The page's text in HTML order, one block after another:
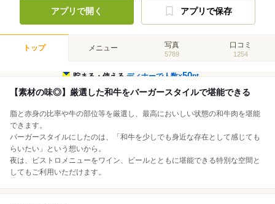
アプリで開く アプリで保存
トップ メニュー 写真
5789
口コミ
1254
貯まる・使えるディナーで人数×50pt
【素材の味◎】厳選した和牛をバーガースタイルで堪能できる
脂と赤身の比率や牛の部位等を厳選し、最高においしい状態の和牛肉を堪能
できます。
バーガースタイルにしたのは、「和牛を少しでも身近な存在として感じても
らいたい」という想いから。
夜は、ビストロメニューをワイン、ビールとともに堪能できる特別な空間と
してもご利用いただけます。